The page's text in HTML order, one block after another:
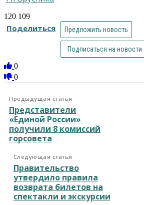
120 109
Поделиться Предложить новость
Подписаться на новости
0
0
Предыдущая статья
Представители
«Единой России»
получили 8 комиссий
горсовета
Следующая статья
Правительство
утвердило правила
возврата билетов на
спектакли и экскурсии